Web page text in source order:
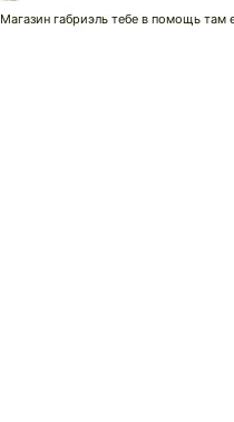
Магазин габриэль тебе в помощь там